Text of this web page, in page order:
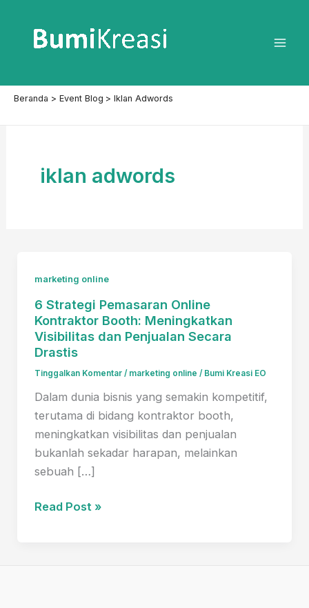
konten
Beranda Event Blog Iklan Adwords
iklan adwords
marketing online
6 Strategi Pemasaran Online
Kontraktor Booth: Meningkatkan
Visibilitas dan Penjualan Secara
Drastis
Tinggalkan Komentar / marketing online / Bumi Kreasi EO
Dalam dunia bisnis yang semakin kompetitif,
terutama di bidang kontraktor booth,
meningkatkan visibilitas dan penjualan
bukanlah sekadar harapan, melainkan
sebuah […]
6
Read Post »